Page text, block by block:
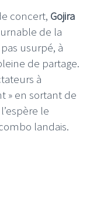
concert, Gojira
de la
usurpé, à
de partage.
à
» en sortant de
le
landais.